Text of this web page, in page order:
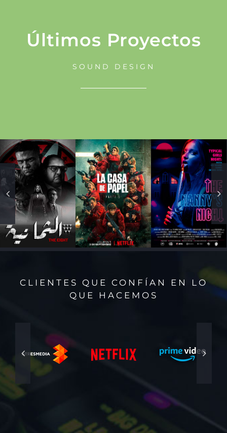
Últimos Proyectos
SOUND DESIGN
Eight
La Casa
de Papel:
Parte 5
The
Nanny’s
Night
CLIENTES QUE CONFÍAN EN LO
QUE HACEMOS